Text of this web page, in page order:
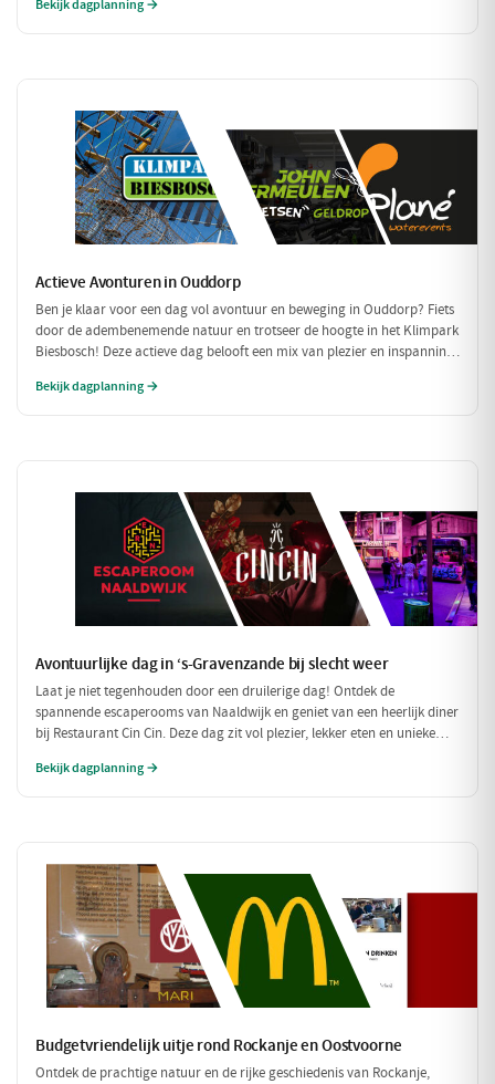
Bekijk dagplanning →
Actieve Avonturen in Ouddorp
Ben je klaar voor een dag vol avontuur en beweging in Ouddorp? Fiets
door de adembenemende natuur en trotseer de hoogte in het Klimpark
Biesbosch! Deze actieve dag belooft een mix van plezier en inspanning
Bekijk dagplanning →
Avontuurlijke dag in ‘s-Gravenzande bij slecht weer
Laat je niet tegenhouden door een druilerige dag! Ontdek de
spannende escaperooms van Naaldwijk en geniet van een heerlijk diner
bij Restaurant Cin Cin. Deze dag zit vol plezier, lekker eten en unieke
Bekijk dagplanning →
Budgetvriendelijk uitje rond Rockanje en Oostvoorne
Ontdek de prachtige natuur en de rijke geschiedenis van Rockanje,